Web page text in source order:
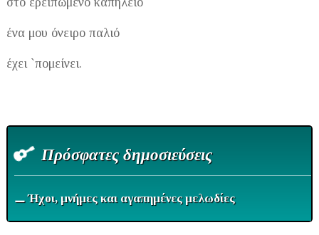
ένα μου όνειρο παλιό
έχει `πομείνει.
Πρόσφατες δημοσιεύσεις
⚊ Ήχοι, μνήμες και αγαπημένες μελωδίες